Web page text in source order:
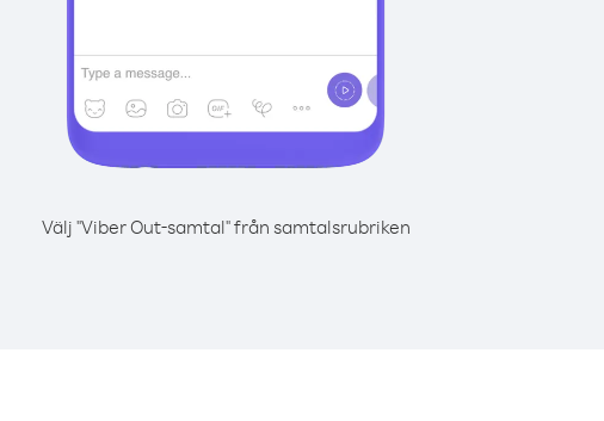
Välj "Viber Out-samtal" från samtalsrubriken